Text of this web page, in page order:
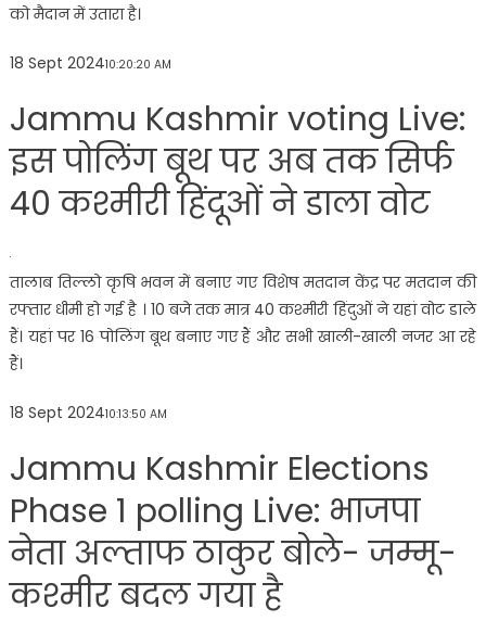
को मैदान में उतारा है।
18 Sept 202410:20:20 AM
Jammu Kashmir voting Live:
इस पोलिंग बूथ पर अब तक सिर्फ
40 कश्मीरी हिंदूओं ने डाला वोट
तालाब तिल्लो कृषि भवन में बनाए गए विशेष मतदान केंद्र पर मतदान की
रफ्तार धीमी हो गई है । 10 बजे तक मात्र 40 कश्मीरी हिंदुओं ने यहां वोट डाले
हैं। यहां पर 16 पोलिंग बूथ बनाए गए हैं और सभी खाली-खाली नजर आ रहे
हैं।
18 Sept 202410:13:50 AM
Jammu Kashmir Elections
Phase 1 polling Live: भाजपा
नेता अल्ताफ ठाकुर बोले- जम्मू-
कश्मीर बदल गया है